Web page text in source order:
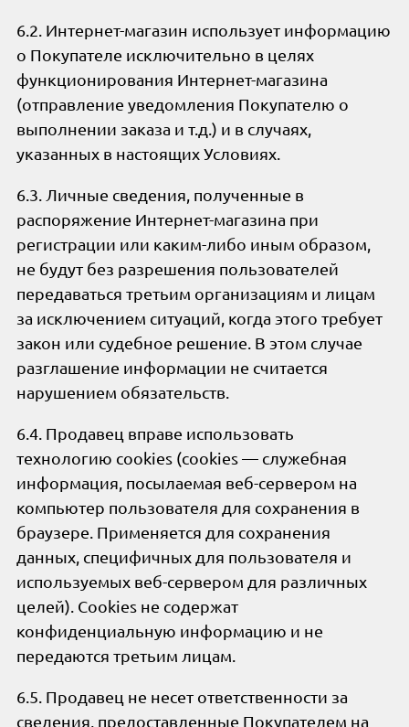
6.2. Интернет-магазин использует информацию
о Покупателе исключительно в целях
функционирования Интернет-магазина
(отправление уведомления Покупателю о
выполнении заказа и т.д.) и в случаях,
указанных в настоящих Условиях.
6.3. Личные сведения, полученные в
распоряжение Интернет-магазина при
регистрации или каким-либо иным образом,
не будут без разрешения пользователей
передаваться третьим организациям и лицам
за исключением ситуаций, когда этого требует
закон или судебное решение. В этом случае
разглашение информации не считается
нарушением обязательств.
6.4. Продавец вправе использовать
технологию cookies (cookies — служебная
информация, посылаемая веб-сервером на
компьютер пользователя для сохранения в
браузере. Применяется для сохранения
данных, специфичных для пользователя и
используемых веб-сервером для различных
целей). Cookies не содержат
конфиденциальную информацию и не
передаются третьим лицам.
6.5. Продавец не несет ответственности за
сведения, предоставленные Покупателем на